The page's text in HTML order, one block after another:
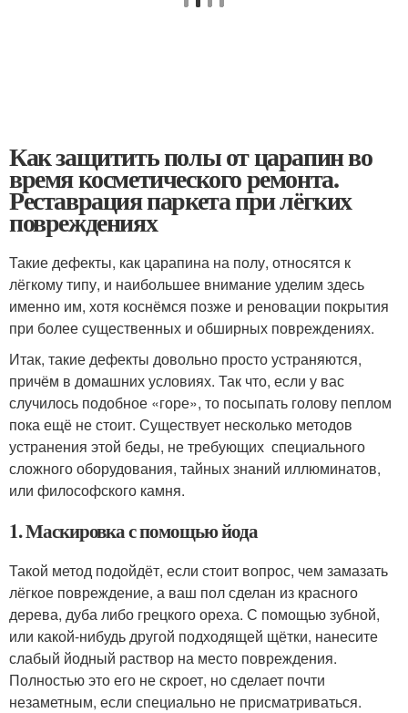
Как защитить полы от царапин во
время косметического ремонта.
Реставрация паркета при лёгких
повреждениях
Такие дефекты, как царапина на полу, относятся к
лёгкому типу, и наибольшее внимание уделим здесь
именно им, хотя коснёмся позже и реновации покрытия
при более существенных и обширных повреждениях.
Итак, такие дефекты довольно просто устраняются,
причём в домашних условиях. Так что, если у вас
случилось подобное «горе», то посыпать голову пеплом
пока ещё не стоит. Существует несколько методов
устранения этой беды, не требующих специального
сложного оборудования, тайных знаний иллюминатов,
или философского камня.
1. Маскировка с помощью йода
Такой метод подойдёт, если стоит вопрос, чем замазать
лёгкое повреждение, а ваш пол сделан из красного
дерева, дуба либо грецкого ореха. С помощью зубной,
или какой-нибудь другой подходящей щётки, нанесите
слабый йодный раствор на место повреждения.
Полностью это его не скроет, но сделает почти
незаметным, если специально не присматриваться.